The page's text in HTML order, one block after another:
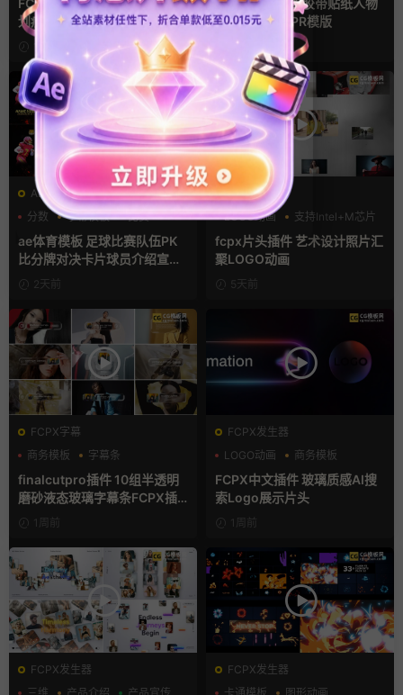
FCPX转场插件 15组光效胶片
划痕复古视频过渡
pr字幕模板 9组胶带贴纸人物
介绍角标动画PR模版
2天前
AE模板
分数
字幕模板 比赛
ae体育模板 足球比赛队伍PK
比分牌对决卡片球员介绍宣传
视频AE模板
2天前
FCPX发生器
LOGO动画
支持Intel+M芯片
汇聚
fcpx片头插件 艺术设计照片汇
聚LOGO动画
5天前
FCPX字幕
商务模板
字幕条
finalcutpro插件 10组半透明
磨砂液态玻璃字幕条FCPX插
1周前
FCPX发生器
LOGO动画
商务模板
支持Intel+M芯片
FCPX中文插件 玻璃质感AI搜
索Logo展示片头
1周前
FCPX发生器
FCPX发生器